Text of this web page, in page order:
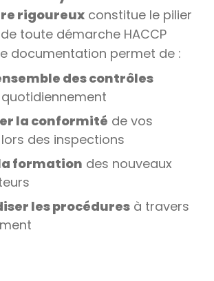
rigoureux constitue le pilier
toute démarche HACCP
documentation permet de :
des contrôles
la conformité de vos
des inspections
formation des nouveaux
les procédures à travers